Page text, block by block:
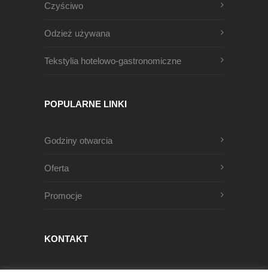
Czyściwo
Odzież używana
Tekstylia hotelowo-gastronomiczne
POPULARNE LINKI
Godziny otwarcia
Oferta
Promocje
KONTAKT